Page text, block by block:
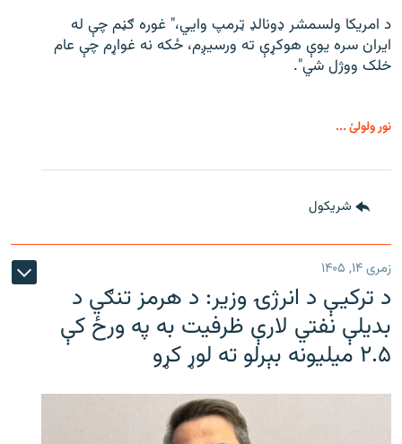
د امریکا ولسمشر ډونالډ ټرمپ وايي،" غوره ګڼم چې له
ایران سره یوې هوکړې ته ورسیږم، ځکه نه غواړم چې عام
خلک ووژل شي".
نور ولولئ ...
شريکول
زمری ۱۴, ۱۴۰۵
د ترکیې د انرژۍ وزیر: د هرمز تنګي د
بدیلې نفتي لارې ظرفیت به په ورځ کې
۲.۵ میلیونه بېرلو ته لوړ کړو